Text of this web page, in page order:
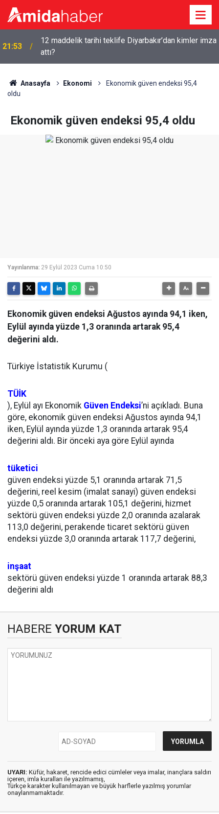
21:53
12 maddelik tarihi teklife Diyarbakır’dan kimler imza
attı?
Anasayfa Ekonomi
Ekonomik güven endeksi 95,4
oldu
Ekonomik güven endeksi 95,4 oldu
Yayınlanma: 29 Eylül 2023 Cuma 10:50
Ekonomik güven endeksi Ağustos ayında 94,1 iken,
Eylül ayında yüzde 1,3 oranında artarak 95,4
değerini aldı.
Türkiye İstatistik Kurumu (
TÜİK
), Eylül ayı Ekonomik Güven Endeksi’ni açıkladı. Buna
göre, ekonomik güven endeksi Ağustos ayında 94,1
iken, Eylül ayında yüzde 1,3 oranında artarak 95,4
değerini aldı. Bir önceki aya göre Eylül ayında
tüketici
güven endeksi yüzde 5,1 oranında artarak 71,5
değerini, reel kesim (imalat sanayi) güven endeksi
yüzde 0,5 oranında artarak 105,1 değerini, hizmet
sektörü güven endeksi yüzde 2,0 oranında azalarak
113,0 değerini, perakende ticaret sektörü güven
endeksi yüzde 3,0 oranında artarak 117,7 değerini,
inşaat
sektörü güven endeksi yüzde 1 oranında artarak 88,3
değerini aldı
HABERE YORUM KAT
UYARI: Küfür, hakaret, rencide edici cümleler veya imalar, inançlara saldırı
içeren, imla kuralları ile yazılmamış,
Türkçe karakter kullanılmayan ve büyük harflerle yazılmış yorumlar
onaylanmamaktadır.